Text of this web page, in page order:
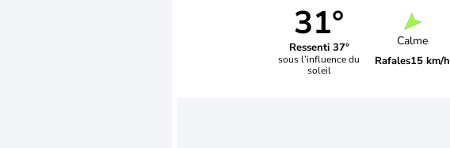
31°
Ressenti 37°
sous l’influence du
soleil
Calme
Rafales15 km/h